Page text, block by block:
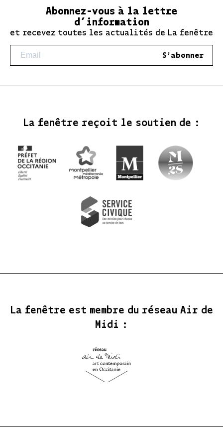
Abonnez-vous à la lettre
d’information
et recevez toutes les actualités de La fenêtre
S'abonner
La fenêtre reçoit le soutien de :
La fenêtre est membre du réseau Air de
Midi :